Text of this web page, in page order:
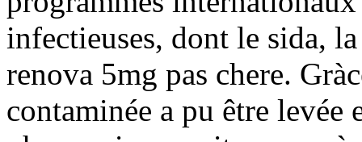
infectieuses, dont le sida,
renova 5mg pas chere.
contaminée a pu être levée